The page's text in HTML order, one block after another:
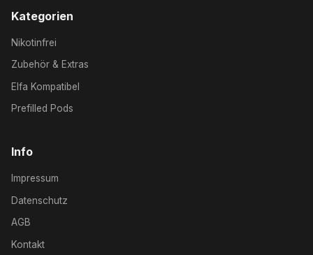
Kategorien
Nikotinfrei
Zubehör & Extras
Elfa Kompatibel
Prefilled Pods
Info
Impressum
Datenschutz
AGB
Kontakt